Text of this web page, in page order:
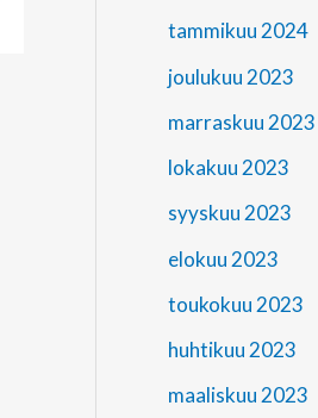
tammikuu 2024
joulukuu 2023
marraskuu 2023
lokakuu 2023
syyskuu 2023
elokuu 2023
toukokuu 2023
huhtikuu 2023
maaliskuu 2023